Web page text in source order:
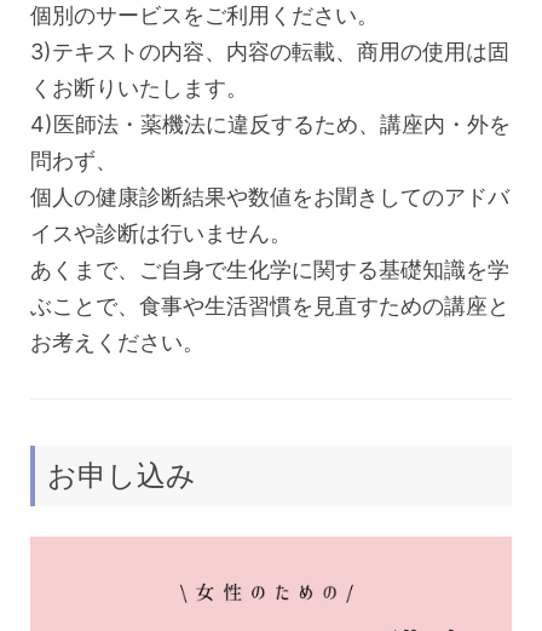
個別のサービスをご利用ください。
3)テキストの内容、内容の転載、商用の使用は固
くお断りいたします。
4)医師法・薬機法に違反するため、講座内・外を
問わず、
個人の健康診断結果や数値をお聞きしてのアドバ
イスや診断は行いません。
あくまで、ご自身で生化学に関する基礎知識を学
ぶことで、食事や生活習慣を見直すための講座と
お考えください。
お申し込み